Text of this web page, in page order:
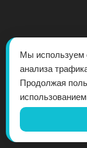
Мы используем
анализа
Продолжая